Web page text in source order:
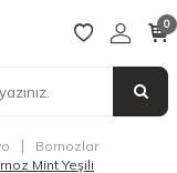
0
| Bornozlar
Mint Yeşili